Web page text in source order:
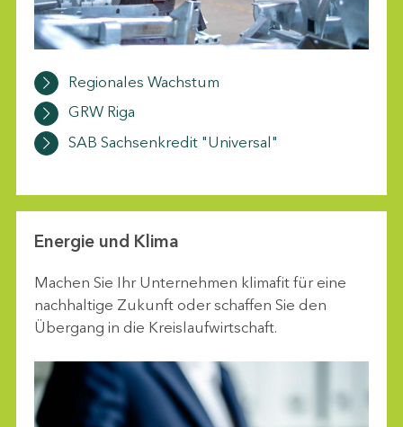
Regionales Wachstum
GRW Riga
SAB Sachsenkredit "Universal"
Energie und Klima
Machen Sie Ihr Unternehmen klimafit für eine
nachhaltige Zukunft oder schaffen Sie den
Übergang in die Kreislaufwirtschaft.